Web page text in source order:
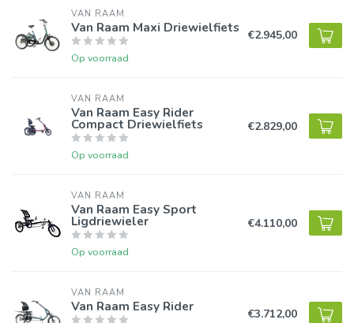
VAN RAAM
Van Raam Maxi Driewielfiets
Op voorraad
€2.945,00
VAN RAAM
Van Raam Easy Rider
Compact Driewielfiets
Op voorraad
€2.829,00
VAN RAAM
Van Raam Easy Sport
Ligdriewieler
Op voorraad
€4.110,00
VAN RAAM
Van Raam Easy Rider €3.712,00